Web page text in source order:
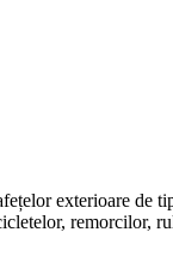
exterioare de
remorcilor,